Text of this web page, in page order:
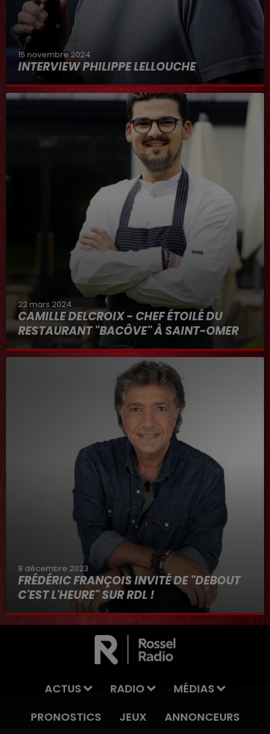
15 novembre 2024
INTERVIEW PHILIPPE LELLOUCHE
22 mars 2024
CAMILLE DELCROIX - CHEF ÉTOILÉ DU
RESTAURANT "BACÔVE" À SAINT-OMER
Au micro d'Hervé dans "RDL ET VOUS"
8 décembre 2023
FRÉDÉRIC FRANÇOIS INVITÉ DE "DEBOUT
C'EST L'HEURE" SUR RDL !
8 décembre 2023
ACTUS RADIO
MÉDIAS
PRONOSTICS
JEUX ANNONCEURS